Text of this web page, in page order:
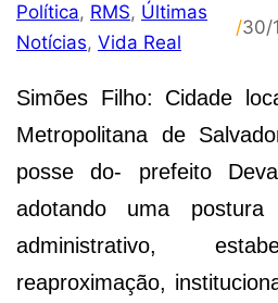
Política, RMS, Últimas
Notícias, Vida Real
/30/
Simões Filho: Cidade
Metropolitana de
posse do- prefeito
adotando uma postura
administrativo,
reaproximação,